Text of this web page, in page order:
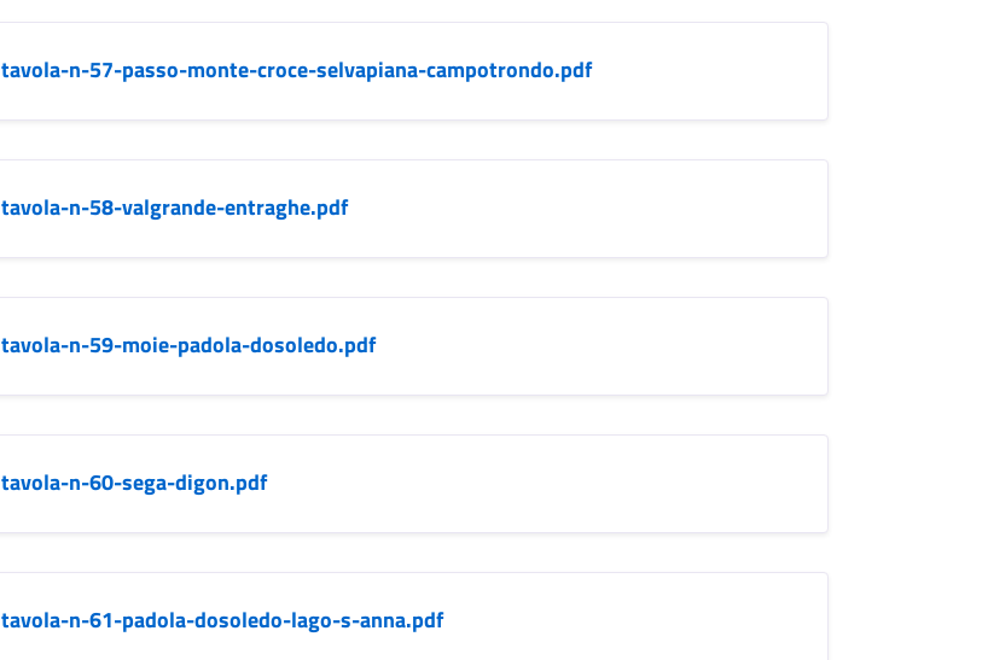
tavola-n-57-passo-monte-croce-selvapiana-campotrondo.pdf
tavola-n-58-valgrande-entraghe.pdf
tavola-n-59-moie-padola-dosoledo.pdf
tavola-n-60-sega-digon.pdf
tavola-n-61-padola-dosoledo-lago-s-anna.pdf